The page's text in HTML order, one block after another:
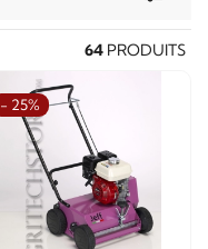
64 PRODUITS
- 25%